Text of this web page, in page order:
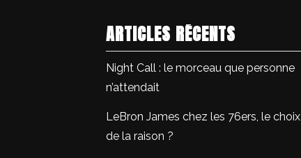
ARTICLES RÉCENTS
Night Call : le morceau que personne
n’attendait
LeBron James chez les 76ers, le choix
de la raison ?